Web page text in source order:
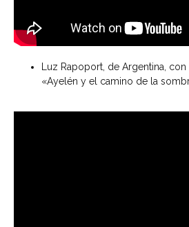
Luz Rapoport, de Argentina,
«Ayelén y el camino de la